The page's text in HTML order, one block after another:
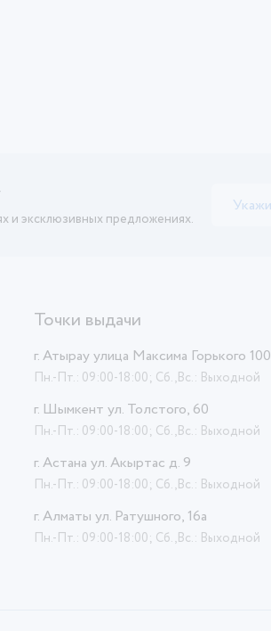
и эксклюзивных предложениях.
Точки выдачи
г. Атырау улица Максима Горького 100
Пн.-Пт.: 09:00-18:00; Сб.,Вс.: Выходной
г. Шымкент ул. Толстого, 60
Пн.-Пт.: 09:00-18:00; Сб.,Вс.: Выходной
г. Астана ул. Акыртас д. 9
Пн.-Пт.: 09:00-18:00; Сб.,Вс.: Выходной
г. Алматы ул. Ратушного, 16а
Пн.-Пт.: 09:00-18:00; Сб.,Вс.: Выходной